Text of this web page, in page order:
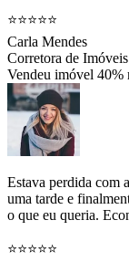
⭐⭐⭐⭐⭐
Carla Mendes
Corretora de
Vendeu imóvel 40%
Estava perdida com
uma tarde e
o que eu queria.
⭐⭐⭐⭐⭐